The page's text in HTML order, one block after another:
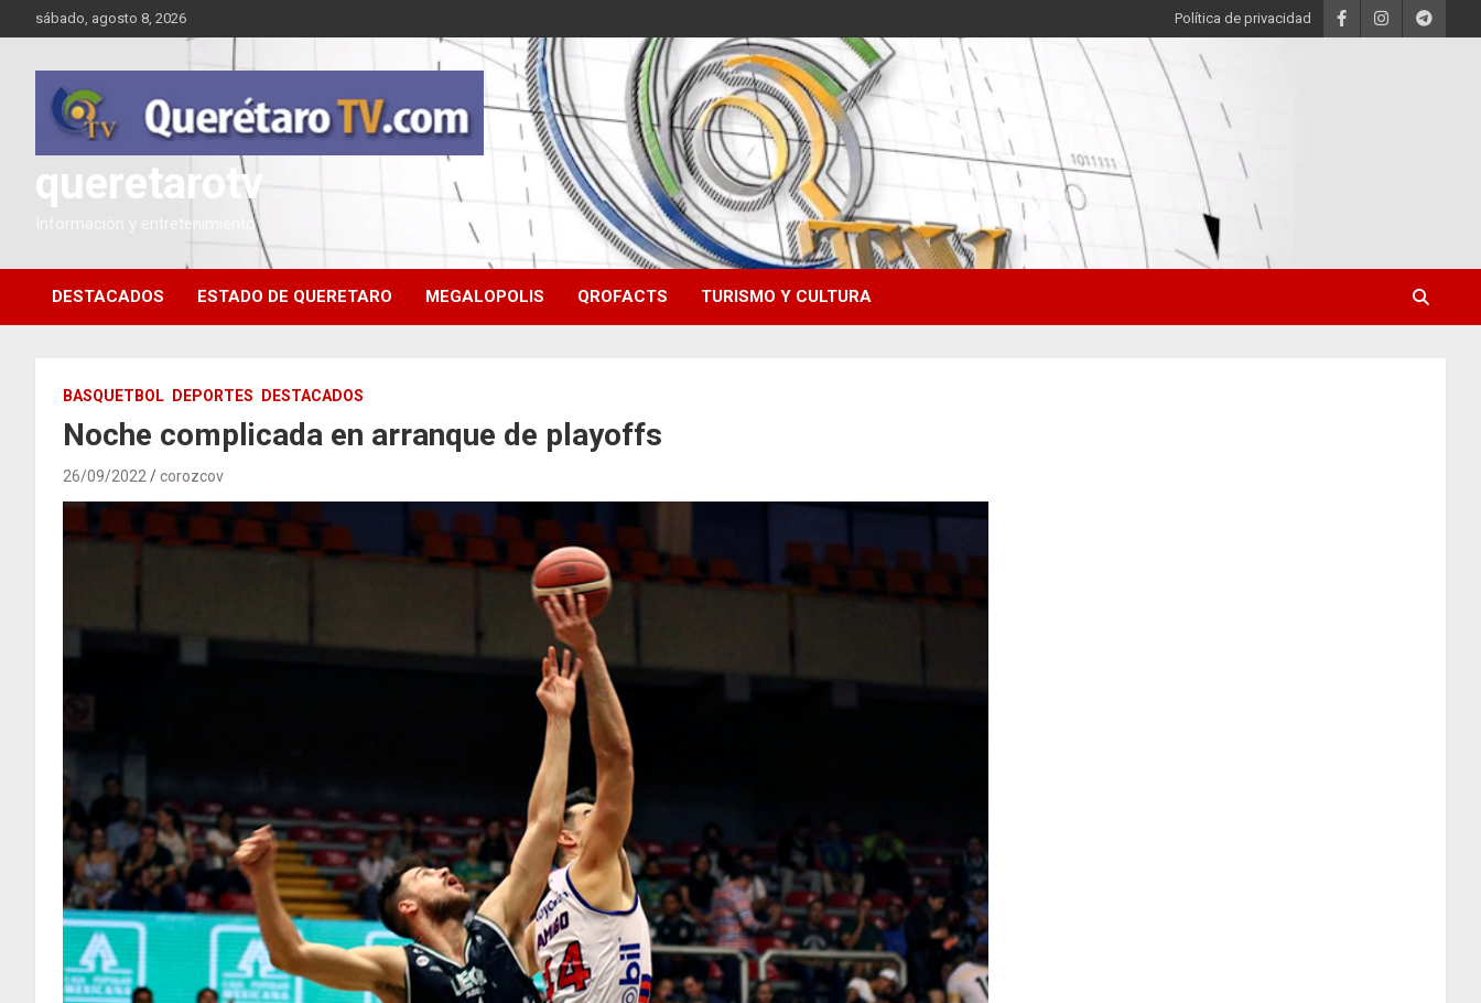
al
sábado, agosto 8, 2026 Política de privacidad
queretarotv
Información y entretenimiento
DESTACADOS ESTADO DE QUERETARO MEGALOPOLIS QROFACTS TURISMO Y CULTURA
BASQUETBOL DEPORTES DESTACADOS
Noche complicada en arranque de playoffs
26/09/2022 corozcov